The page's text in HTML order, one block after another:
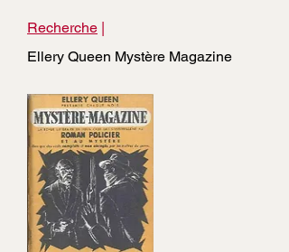
Recherche |
Ellery Queen Mystère Magazine